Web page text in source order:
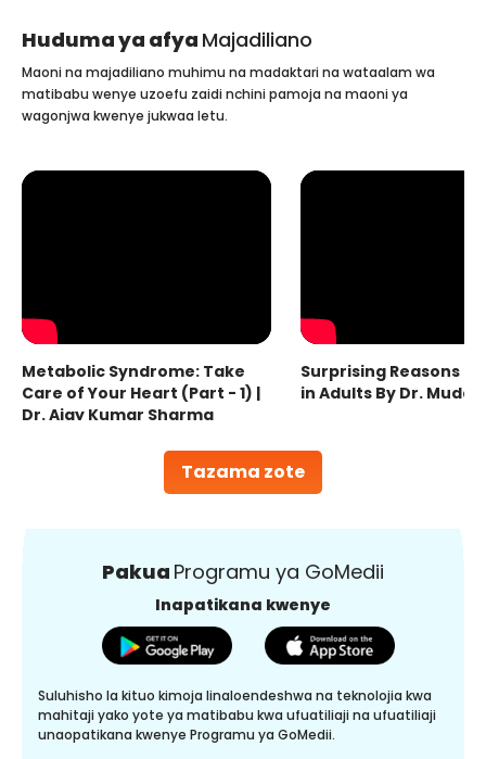
Huduma ya afya Majadiliano
Tazama zote
Maoni na majadiliano muhimu na madaktari na wataalam wa
matibabu wenye uzoefu zaidi nchini pamoja na maoni ya
wagonjwa kwenye jukwaa letu.
Metabolic Syndrome: Take
Care of Your Heart (Part - 1) |
Dr. Ajay Kumar Sharma
Surprising Reasons
in Adults By Dr.
Pakua Programu ya GoMedii
Inapatikana kwenye
Suluhisho la kituo kimoja linaloendeshwa na teknolojia kwa
mahitaji yako yote ya matibabu kwa ufuatiliaji na ufuatiliaji
unaopatikana kwenye Programu ya GoMedii.